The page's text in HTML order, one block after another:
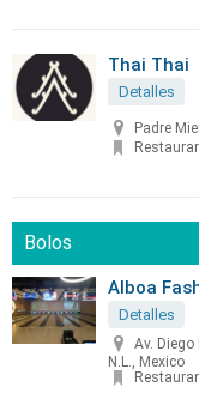
Thai Thai
Detalles
Padre
Bolos
Alboa
Detalles
Av.
N.L., Mexico